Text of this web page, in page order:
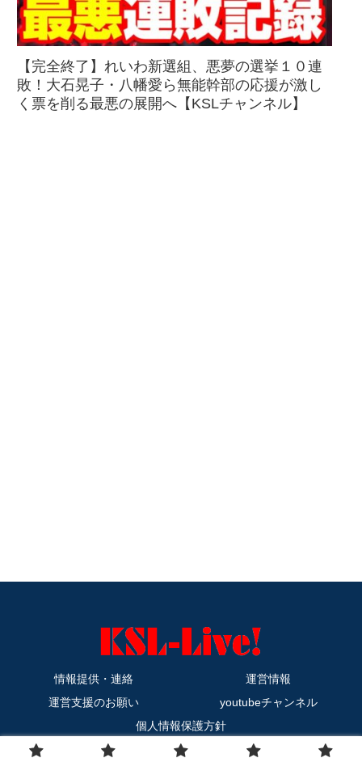
【完全終了】れいわ新選組、悪夢の選挙１０連
敗！大石晃子・八幡愛ら無能幹部の応援が激し
く票を削る最悪の展開へ【KSLチャンネル】
情報提供・連絡
運営情報
運営支援のお願い
youtubeチャンネル
個人情報保護方針
Copyright © 2011-2026 KSL-Live! All Rights Reserved.